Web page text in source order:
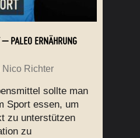
PALEO ERNÄHRUNG
Nico Richter
sollte man
Sport essen, um
zu unterstützen
zu